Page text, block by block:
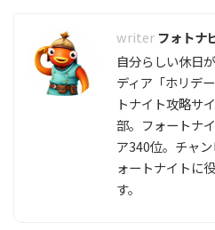
フォトナ
自分らしい休日
ディア「ホリデ
トナイト攻略サ
部。フォートナ
ア340位。チャ
ォートナイトに
す。